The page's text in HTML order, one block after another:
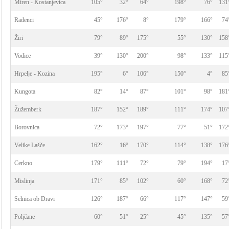
Miren - Kostanjevica 105° 32° 64° 198° 76°
Radenci 45° 176° 8° 179° 166°
Žiri 79° 89° 175° 55° 130°
Vodice 39° 130° 200° 98° 133°
Hrpelje - Kozina 195° 6° 106° 150° 4°
Kungota 82° 14° 87° 101° 98°
Žužemberk 187° 152° 189° 111° 174°
Borovnica 72° 173° 197° 77° 51°
Velike Lašče 162° 16° 170° 114° 138°
Cerkno 179° 111° 72° 79° 194°
Mislinja 171° 85° 102° 60° 168°
Selnica ob Dravi 126° 187° 66° 117° 147°
Poljčane 60° 51° 25° 45° 135°